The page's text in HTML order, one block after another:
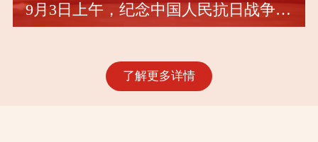
9月3日上午，纪念中国人民抗日战争暨世界反法西斯战争胜利80周年大会在北京天安门广场隆重举行，以盛大阅兵仪式，同世界人民一道纪念这个伟大的日子，共同开创更加光明的未来。中共中央总书记、国家主席、中央军委主席习近平发表重要讲话并检阅受阅部队。
了解更多详情